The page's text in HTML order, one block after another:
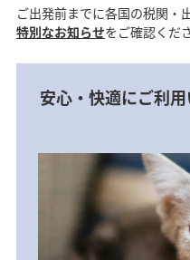
ご出発前までに各国の税関・
特別なお知らせをご確認くだ
安心・快適にご利